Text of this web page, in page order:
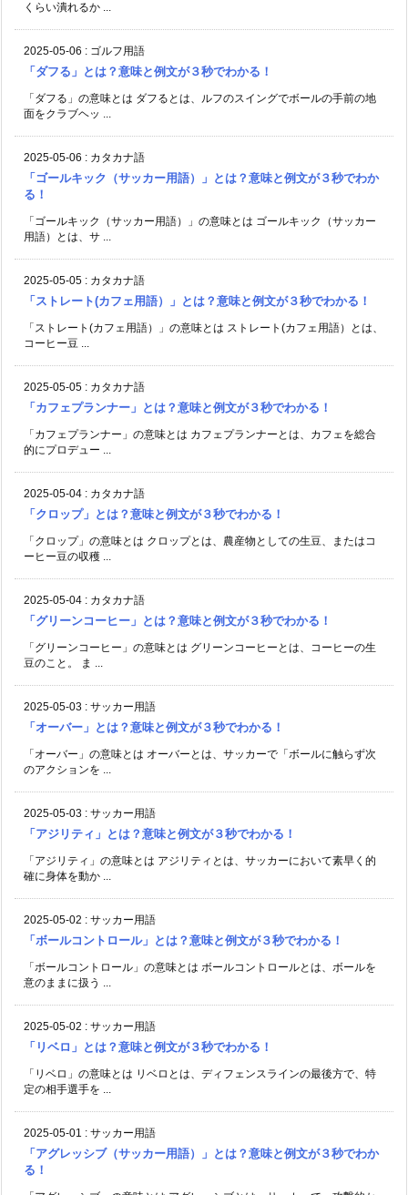
くらい潰れるか ...
2025-05-06 : ゴルフ用語
「ダフる」とは？意味と例文が３秒でわかる！
「ダフる」の意味とは ダフるとは、ルフのスイングでボールの手前の地
面をクラブヘッ ...
2025-05-06 : カタカナ語
「ゴールキック（サッカー用語）」とは？意味と例文が３秒でわか
る！
「ゴールキック（サッカー用語）」の意味とは ゴールキック（サッカー
用語）とは、サ ...
2025-05-05 : カタカナ語
「ストレート(カフェ用語）」とは？意味と例文が３秒でわかる！
「ストレート(カフェ用語）」の意味とは ストレート(カフェ用語）とは、
コーヒー豆 ...
2025-05-05 : カタカナ語
「カフェプランナー」とは？意味と例文が３秒でわかる！
「カフェプランナー」の意味とは カフェプランナーとは、カフェを総合
的にプロデュー ...
2025-05-04 : カタカナ語
「クロップ」とは？意味と例文が３秒でわかる！
「クロップ」の意味とは クロップとは、農産物としての生豆、またはコ
ーヒー豆の収穫 ...
2025-05-04 : カタカナ語
「グリーンコーヒー」とは？意味と例文が３秒でわかる！
「グリーンコーヒー」の意味とは グリーンコーヒーとは、コーヒーの生
豆のこと。 ま ...
2025-05-03 : サッカー用語
「オーバー」とは？意味と例文が３秒でわかる！
「オーバー」の意味とは オーバーとは、サッカーで「ボールに触らず次
のアクションを ...
2025-05-03 : サッカー用語
「アジリティ」とは？意味と例文が３秒でわかる！
「アジリティ」の意味とは アジリティとは、サッカーにおいて素早く的
確に身体を動か ...
2025-05-02 : サッカー用語
「ボールコントロール」とは？意味と例文が３秒でわかる！
「ボールコントロール」の意味とは ボールコントロールとは、ボールを
意のままに扱う ...
2025-05-02 : サッカー用語
「リベロ」とは？意味と例文が３秒でわかる！
「リベロ」の意味とは リベロとは、ディフェンスラインの最後方で、特
定の相手選手を ...
2025-05-01 : サッカー用語
「アグレッシブ（サッカー用語）」とは？意味と例文が３秒でわか
る！